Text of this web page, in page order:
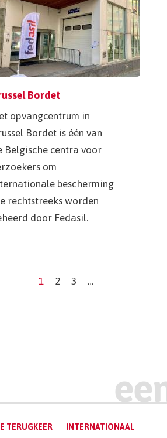
Bordet
opvangcentrum in
Bordet is één van
Belgische centra voor
om
bescherming
rechtstreeks worden
door Fedasil.
Current
1 Page
2 Page
3 …
TERUGKEER
INTERNATIONAAL